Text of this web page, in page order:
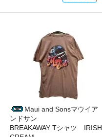
Maui and Sonsマウイア
ンドサン
BREAKAWAY Tシャツ IRISH